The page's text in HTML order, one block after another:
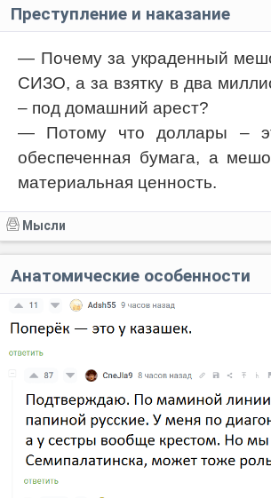
Преступление и наказание
— Почему за украденный
СИЗО, а за взятку в два
– под домашний арест?
— Потому что доллары –
обеспеченная бумага, а
материальная ценность.
Мысли
Анатомические особенности